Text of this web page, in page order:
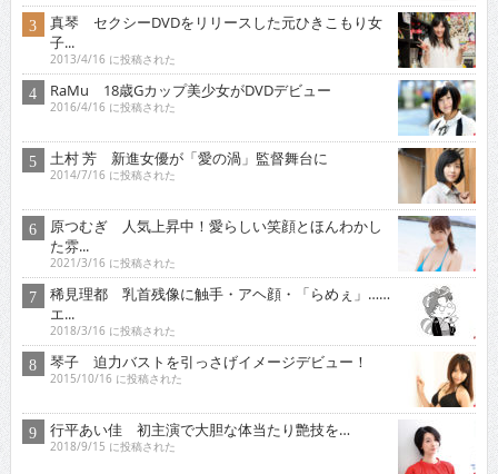
真琴 セクシーDVDをリリースした元ひきこもり女
子...
2013/4/16 に投稿された
RaMu 18歳Gカップ美少女がDVDデビュー
2016/4/16 に投稿された
土村 芳 新進女優が「愛の渦」監督舞台に
2014/7/16 に投稿された
原つむぎ 人気上昇中！愛らしい笑顔とほんわかし
た雰...
2021/3/16 に投稿された
稀見理都 乳首残像に触手・アヘ顔・「らめぇ」……
エ...
2018/3/16 に投稿された
琴子 迫力バストを引っさげイメージデビュー！
2015/10/16 に投稿された
行平あい佳 初主演で大胆な体当たり艶技を…
2018/9/15 に投稿された